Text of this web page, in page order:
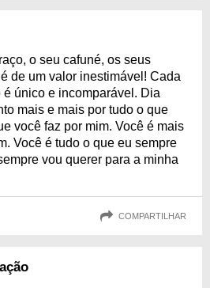
o seu cafuné, os seus
de um valor inestimável! Cada
único e incomparável. Dia
mais e mais por tudo o que
você faz por mim. Você é mais
Você é tudo o que eu sempre
vou querer para a minha
COMPARTILHAR